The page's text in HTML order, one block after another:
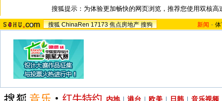
搜狐提示：为体验更加畅快的网页浏览，推荐您使用双核高
搜狐 ChinaRen 17173 焦点房地产 搜狗 新闻 -
内地 港台 欧美 日韩 音乐视频